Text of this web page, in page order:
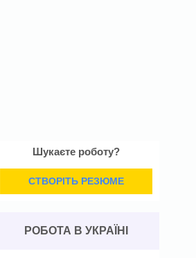
Шукаєте роботу?
СТВОРІТЬ РЕЗЮМЕ
РОБОТА В УКРАЇНІ